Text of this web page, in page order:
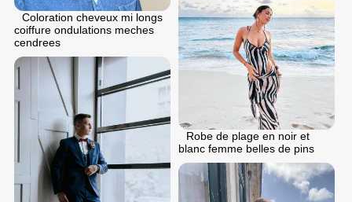
Coloration cheveux mi longs
coiffure ondulations meches
cendrees
Robe de plage en noir et
blanc femme belles de pins